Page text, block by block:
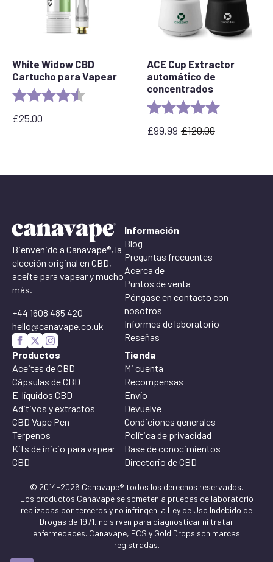
White Widow CBD
Cartucho para Vapear
Valoración: 4,6 de 5 estrellas
£25.00
ACE Cup Extractor
automático de
concentrados
Valoración: 5.0 out of 5
£120.00
El
era:
£99.99
El
es:
Bienvenido a Canavape®, la
elección original en CBD,
aceite para vapear y mucho
más.
+44 1608 485 420
hello@canavape.co.uk
Información
Blog
Preguntas frecuentes
Acerca de
Puntos de venta
Póngase en contacto con
nosotros
Informes de laboratorio
Reseñas
Productos
Aceites de CBD
Cápsulas de CBD
E-líquidos CBD
Aditivos y extractos
CBD Vape Pen
Terpenos
Kits de inicio para vapear
CBD
Tienda
Mi cuenta
Recompensas
Envío
Devuelve
Condiciones generales
Política de privacidad
Base de conocimientos
Directorio de CBD
© 2014-2026 Canavape® todos los derechos reservados.
Los productos Canavape se someten a pruebas de laboratorio
realizadas por terceros y no infringen la Ley de Uso Indebido de
Drogas de 1971, no sirven para diagnosticar ni tratar
enfermedades. Canavape, ECS y Gold Drops son marcas
registradas.